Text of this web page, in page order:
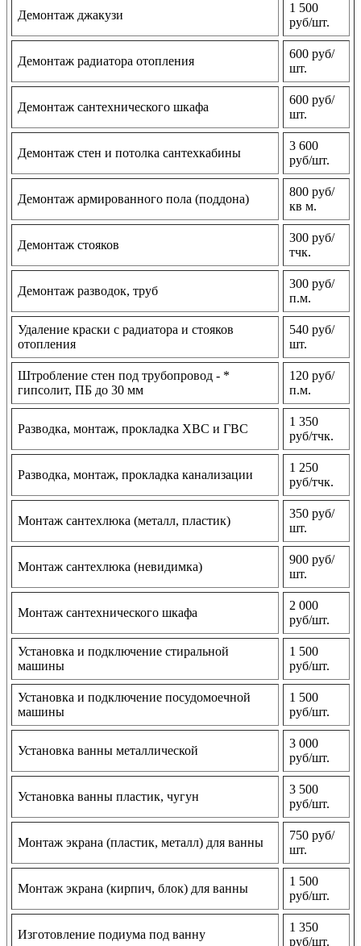
Демонтаж джакузи
1 500
руб/шт.
Демонтаж радиатора отопления
600 руб/
шт.
Демонтаж сантехнического шкафа
600 руб/
шт.
Демонтаж стен и потолка сантехкабины
3 600
руб/шт.
Демонтаж армированного пола (поддона)
800 руб/
кв м.
Демонтаж стояков
300 руб/
тчк.
Демонтаж разводок, труб
300 руб/
п.м.
Удаление краски с радиатора и стояков
отопления
540 руб/
шт.
Штробление стен под трубопровод - *
гипсолит, ПБ до 30 мм
120 руб/
п.м.
Разводка, монтаж, прокладка ХВС и ГВС
1 350
руб/тчк.
Разводка, монтаж, прокладка канализации
1 250
руб/тчк.
Монтаж сантехлюка (металл, пластик)
350 руб/
шт.
Монтаж сантехлюка (невидимка)
900 руб/
шт.
Монтаж сантехнического шкафа
2 000
руб/шт.
Установка и подключение стиральной
машины
1 500
руб/шт.
Установка и подключение посудомоечной
машины
1 500
руб/шт.
Установка ванны металлической
3 000
руб/шт.
Установка ванны пластик, чугун
3 500
руб/шт.
Монтаж экрана (пластик, металл) для ванны
750 руб/
шт.
Монтаж экрана (кирпич, блок) для ванны
1 500
руб/шт.
Изготовление подиума под ванну
1 350
руб/шт.